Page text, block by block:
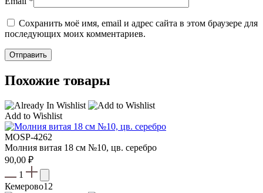
Сохранить моё имя, email и адрес сайта в этом браузере для
последующих моих комментариев.
Похожие товары
Add to Wishlist
МOSP-4262
Молния витая 18 см №10, цв. серебро
90,00 ₽
1
Кемерово12